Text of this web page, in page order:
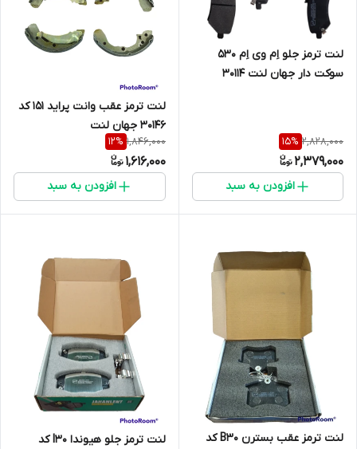
لنت ترمز جلو اِم وی اِم 530
سوکت دار جهان لنت 30114
2,828,000
15%
2,379,000
افزودن به سبد
لنت ترمز عقب وانت پراید 151 کد
30146 جهان لنت
1,846,000
12%
1,616,000
افزودن به سبد
لنت ترمز عقب بسترن B30 کد
لنت ترمز جلو هیوندا I30 کد